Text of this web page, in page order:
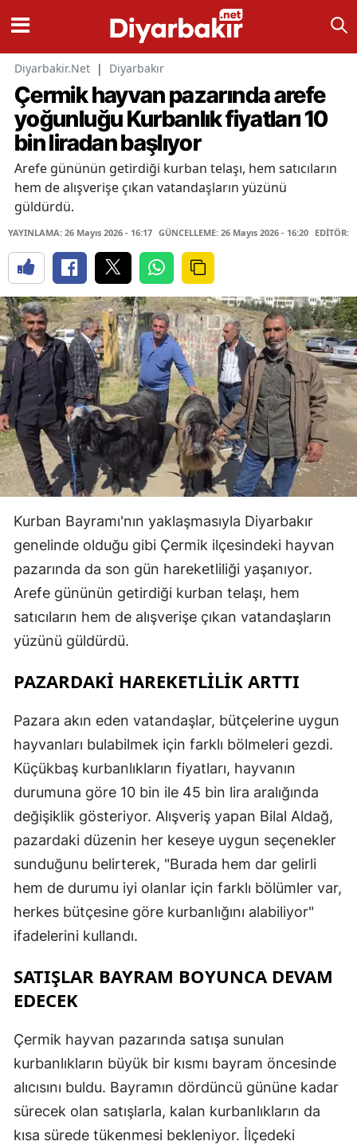
Diyarbakir.Net | Diyarbakır
Çermik hayvan pazarında arefe
yoğunluğu Kurbanlık fiyatları 10
bin liradan başlıyor
Arefe gününün getirdiği kurban telaşı, hem satıcıların
hem de alışverişe çıkan vatandaşların yüzünü
güldürdü.
YAYINLAMA: 26 Mayıs 2026 - 16:17 GÜNCELLEME: 26 Mayıs 2026 - 16:20 EDİTÖR:
Kurban Bayramı'nın yaklaşmasıyla Diyarbakır
genelinde olduğu gibi Çermik ilçesindeki hayvan
pazarında da son gün hareketliliği yaşanıyor.
Arefe gününün getirdiği kurban telaşı, hem
satıcıların hem de alışverişe çıkan vatandaşların
yüzünü güldürdü.
PAZARDAKİ HAREKETLİLİK ARTTI
Pazara akın eden vatandaşlar, bütçelerine uygun
hayvanları bulabilmek için farklı bölmeleri gezdi.
Küçükbaş kurbanlıkların fiyatları, hayvanın
durumuna göre 10 bin ile 45 bin lira aralığında
değişiklik gösteriyor. Alışveriş yapan Bilal Aldağ,
pazardaki düzenin her keseye uygun seçenekler
sunduğunu belirterek, "Burada hem dar gelirli
hem de durumu iyi olanlar için farklı bölümler var,
herkes bütçesine göre kurbanlığını alabiliyor"
ifadelerini kullandı.
SATIŞLAR BAYRAM BOYUNCA DEVAM
EDECEK
Çermik hayvan pazarında satışa sunulan
kurbanlıkların büyük bir kısmı bayram öncesinde
alıcısını buldu. Bayramın dördüncü gününe kadar
sürecek olan satışlarla, kalan kurbanlıkların da
kısa sürede tükenmesi bekleniyor. İlçedeki